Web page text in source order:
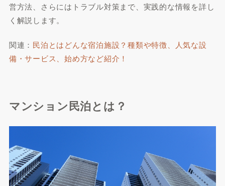
営方法、さらにはトラブル対策まで、実践的な情報を詳し
く解説します。
関連： 民泊とはどんな宿泊施設？種類や特徴、人気な設
備・サービス、始め方など紹介！
マンション民泊とは？